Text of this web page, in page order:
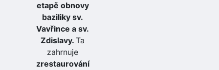
etapě obnovy
baziliky sv.
Vavřince a sv.
Zdislavy. Ta
zahrnuje
zrestaurování